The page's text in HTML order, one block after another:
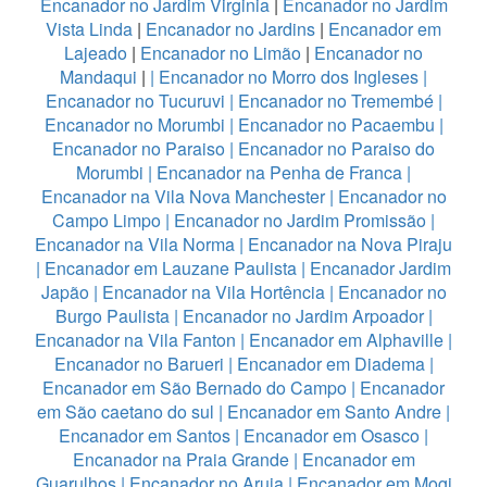
Vista Linda | Encanador no Jardins | Encanador em
Lajeado | Encanador no Limão | Encanador no
Mandaqui | | Encanador no Morro dos Ingleses |
Encanador no Tucuruvi | Encanador no Tremembé|
Encanador no Morumbi | Encanador no Pacaembu |
Encanador no Paraiso | Encanador no Paraiso do
Morumbi | Encanador na Penha de Franca |
Encanador na Vila Nova Manchester| Encanador no
Campo Limpo | Encanador no Jardim Promissão |
Encanador na Vila Norma | Encanador na Nova Piraju
| Encanador em Lauzane Paulista | Encanador Jardim
Japão| Encanador na Vila Hortência| Encanador no
Burgo Paulista| Encanador no Jardim Arpoador|
Encanador na Vila Fanton | Encanador em Alphaville |
Encanador no Barueri | Encanador em Diadema|
Encanador em São Bernado do Campo | Encanador
em São caetano do sul | Encanador em Santo Andre |
Encanador em Santos | Encanador em Osasco |
Encanador na Praia Grande| Encanador em